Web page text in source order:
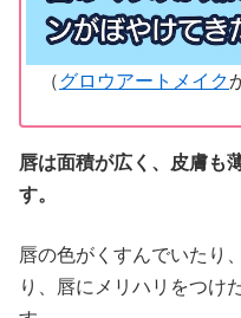
（グロウアートメイク
唇は面積が広く、皮膚も
す。
唇の色がくすんでいたり
り、唇にメリハリをつけ